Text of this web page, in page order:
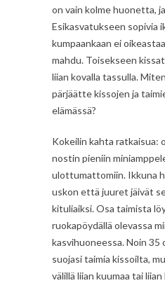
on vain kolme huonetta,
Esikasvatukseen sopivia
kumpaankaan ei
mahdu. Toisekseen
liian kovalla tassulla.
pärjäätte kissojen ja
elämässä?
Kokeilin kahta ratkaisua:
nostin pieniin
ulottumattomiin. Ikkuna
uskon että juuret jäivät
kituliaiksi. Osa taimista
ruokapöydällä olevassa
kasvihuoneessa. Noin 35
suojasi taimia kissoilta,
välillä liian kuumaa tai